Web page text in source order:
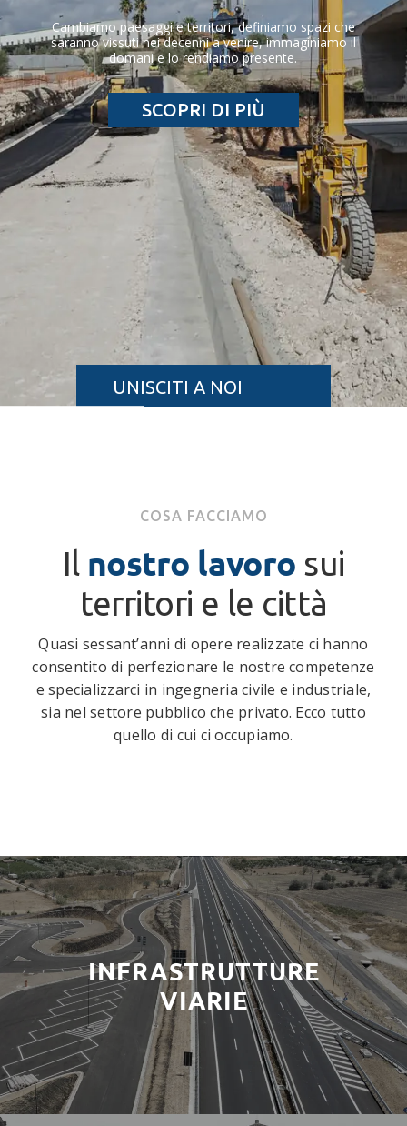
UNISCITI A NOI
Cambiamo paesaggi e territori, definiamo spazi che
saranno vissuti nei decenni a venire, immaginiamo il
domani e lo rendiamo presente.
SCOPRI DI PIÙ
COSA FACCIAMO
Il nostro lavoro sui
territori e le città
Quasi sessant’anni di opere realizzate ci hanno
consentito di perfezionare le nostre competenze
e specializzarci in ingegneria civile e industriale,
sia nel settore pubblico che privato. Ecco tutto
quello di cui ci occupiamo.
INFRASTRUTTURE
VIARIE